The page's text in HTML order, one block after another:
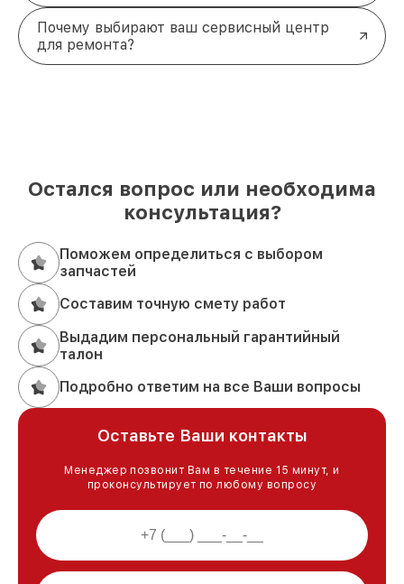
Почему выбирают ваш сервисный центр
для ремонта?
Остался вопрос или необходима
консультация?
Поможем определиться с выбором
запчастей
Составим точную смету работ
Выдадим персональный гарантийный
талон
Подробно ответим на все Ваши вопросы
Оставьте Ваши контакты
Менеджер позвонит Вам в течение 15 минут, и
проконсультирует по любому вопросу